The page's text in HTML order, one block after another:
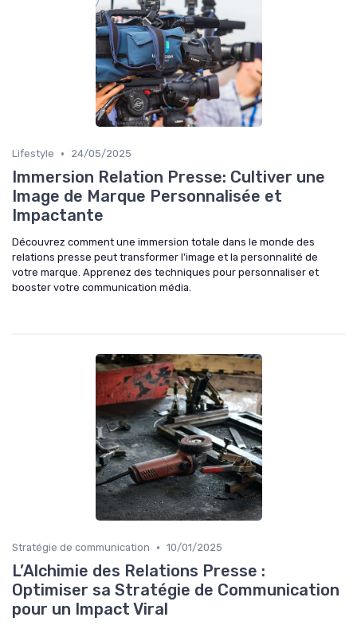
Lifestyle • 24/05/2025
Immersion Relation Presse: Cultiver une
Image de Marque Personnalisée et
Impactante
Découvrez comment une immersion totale dans le monde des
relations presse peut transformer l'image et la personnalité de
votre marque. Apprenez des techniques pour personnaliser et
booster votre communication média.
Stratégie de communication • 10/01/2025
L’Alchimie des Relations Presse :
Optimiser sa Stratégie de Communication
pour un Impact Viral